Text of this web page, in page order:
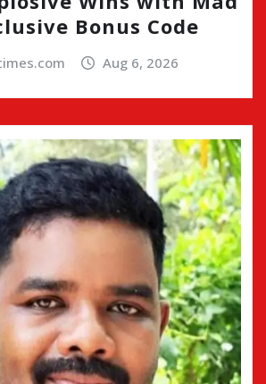
Bonus Code
Aug 6, 2026